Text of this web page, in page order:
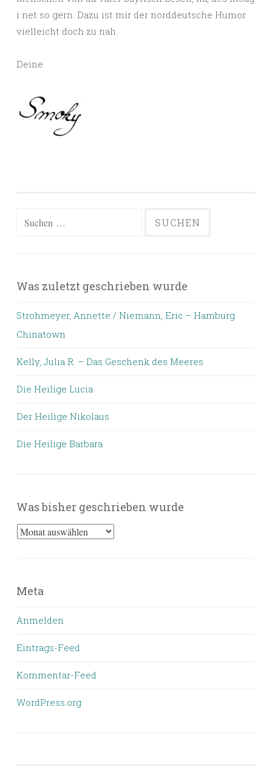
i net so gern. Dazu ist mir der norddeutsche Humor
vielleicht doch zu nah.
Deine
Suchen
Was zuletzt geschrieben wurde
Strohmeyer, Annette / Niemann, Eric – Hamburg
Chinatown
Kelly, Julia R. – Das Geschenk des Meeres
Die Heilige Lucia
Der Heilige Nikolaus
Die Heilige Barbara
Was bisher geschrieben wurde
Was
wurde
Meta
Anmelden
Eintrags-Feed
Kommentar-Feed
WordPress.org